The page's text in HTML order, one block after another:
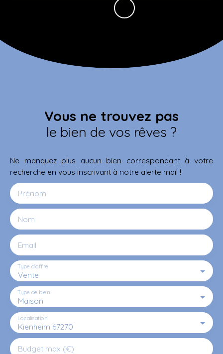
Vous ne trouvez pas
le bien de vos rêves ?
Ne manquez plus aucun bien correspondant à votre
recherche en vous inscrivant à notre alerte mail !
Prénom
Nom
Email
Vente
Type d'offre
Maison
Type de bien
Kienheim 67270
Localisation
Budget max (€)